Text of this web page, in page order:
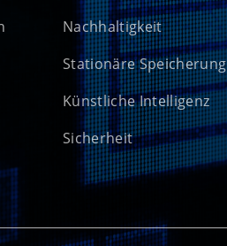
Nachhaltigkeit
Stationäre Speicherung
Künstliche Intelligenz
Sicherheit